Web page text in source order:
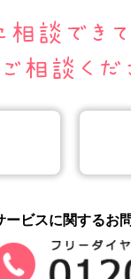
ービスに関するお